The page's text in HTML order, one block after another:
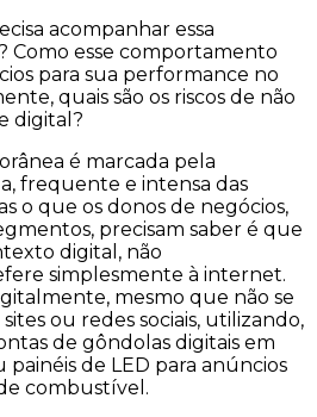
acompanhar essa
Como esse comportamento
para sua performance no
quais são os riscos de não
digital?
é marcada pela
frequente e intensa das
o que os donos de negócios,
precisam saber é que
digital, não
simplesmente à internet.
mesmo que não se
ou redes sociais, utilizando,
de gôndolas digitais em
de LED para anúncios
combustível.